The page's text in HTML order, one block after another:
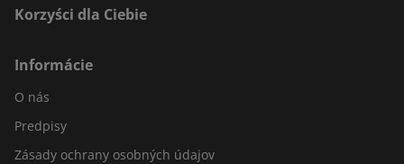
Korzyści dla Ciebie
Informácie
O nás
Predpisy
Zásady ochrany osobných údajov